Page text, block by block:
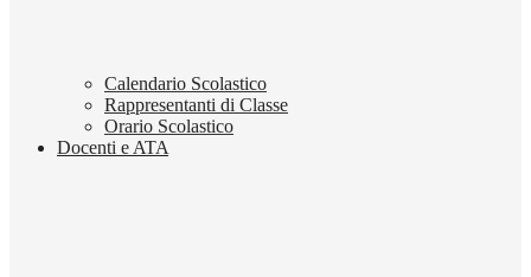
Calendario Scolastico
Rappresentanti di Classe
Orario Scolastico
Docenti e ATA